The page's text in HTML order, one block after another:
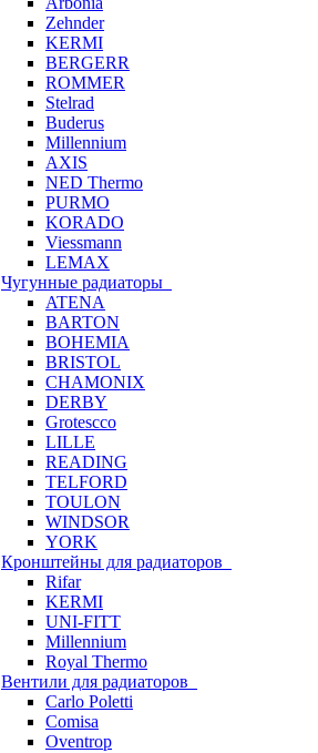
Zehnder
KERMI
BERGERR
ROMMER
Stelrad
Buderus
Millennium
AXIS
NED Thermo
PURMO
KORADO
Viessmann
LEMAX
Чугунные радиаторы
ATENA
BARTON
BOHEMIA
BRISTOL
CHAMONIX
DERBY
Grotescco
LILLE
READING
TELFORD
TOULON
WINDSOR
YORK
Кронштейны для радиаторов
Rifar
KERMI
UNI-FITT
Millennium
Royal Thermo
Вентили для радиаторов
Carlo Poletti
Comisa
Oventrop